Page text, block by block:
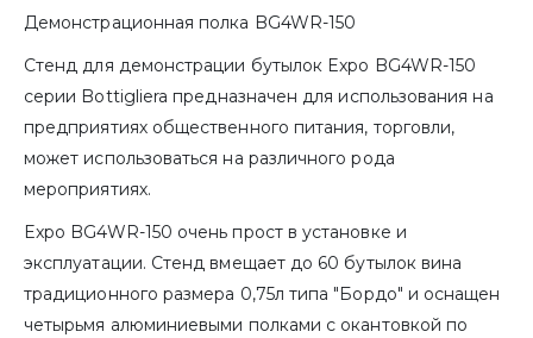
Демонстрационная полка BG4WR-150
Стенд для демонстрации бутылок Expo BG4WR-150
серии Bottigliera предназначен для использования на
предприятиях общественного питания, торговли,
может использоваться на различного рода
мероприятиях.
Expo BG4WR-150 очень прост в установке и
эксплуатации. Стенд вмещает до 60 бутылок вина
традиционного размера 0,75л типа "Бордо" и оснащен
четырьмя алюминиевыми полками с окантовкой по